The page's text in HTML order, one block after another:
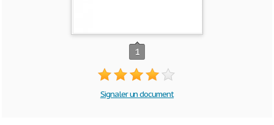
1
Signaler un document